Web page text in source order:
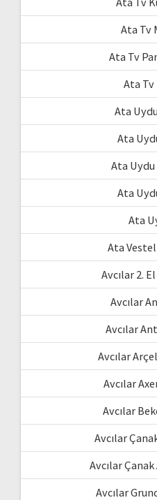
Ata Tv
Ata Tv
Ata
Ata
Ata
Ata
Ata
Ata
Ata
Avcılar 2.
Avcılar
Avcılar
Avcılar
Avcılar
Avcılar
Avcılar
Avcılar
Avcılar